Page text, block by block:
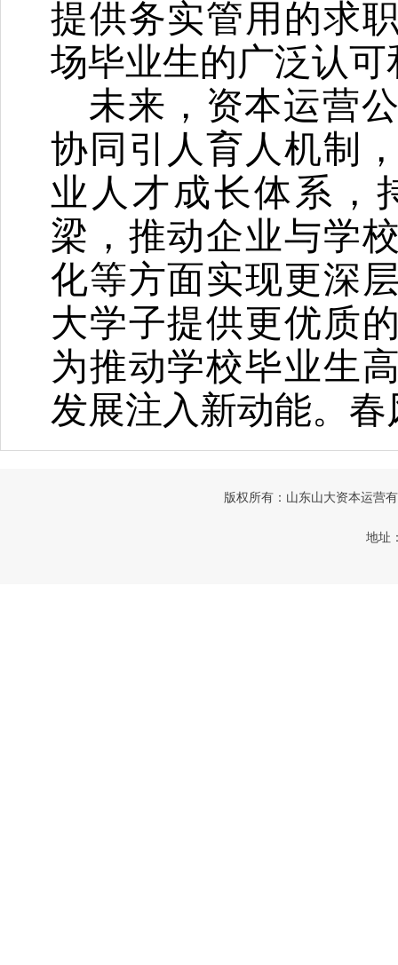
提供务实管用的求
场毕业生的广泛认
未来，资本运营
协同引人育人机制
业人才成长体系，
梁，推动企业与学
化等方面实现更深
大学子提供更优质
为推动学校毕业生
发展注入新动能。 春
版权所有：山东山大资本运
地址